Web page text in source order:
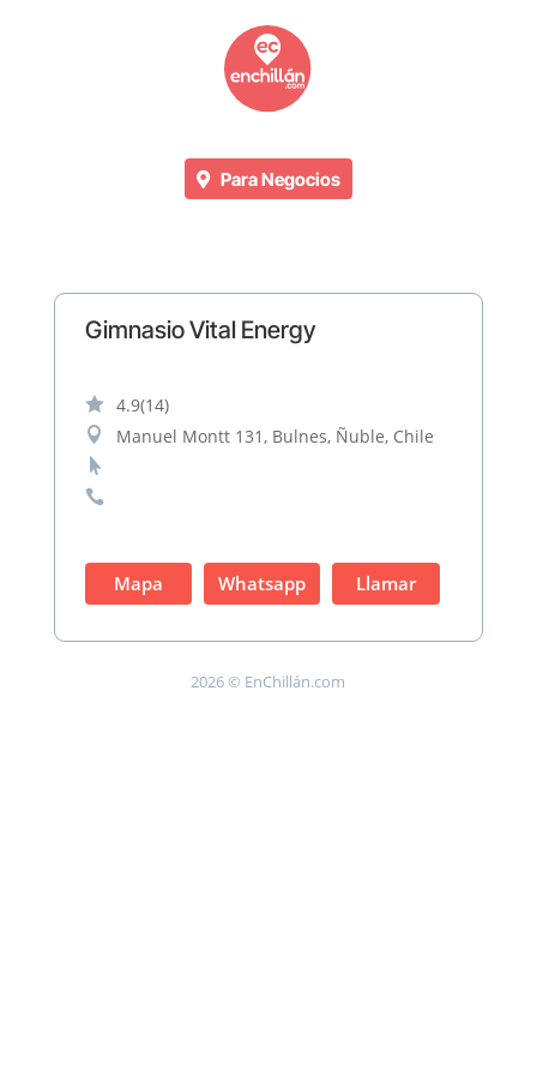
Para Negocios
Gimnasio Vital Energy
 4.9(14)
 Manuel Montt 131, Bulnes, Ñuble, Chile


Mapa Whatsapp Llamar
2026 © EnChillán.com